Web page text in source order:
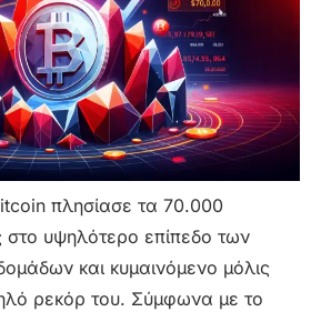
πλησίασε τα 70.000
υψηλότερο επίπεδο των
και κυμαινόμενο μόλις
ρεκόρ του. Σύμφωνα με το